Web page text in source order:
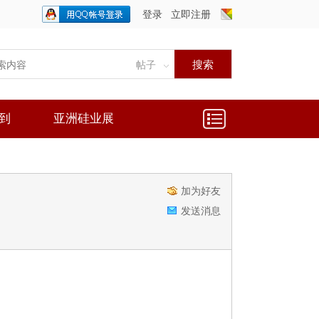
登录
立即注册
帖子 搜索
亚洲硅业展
加为好友
发送消息